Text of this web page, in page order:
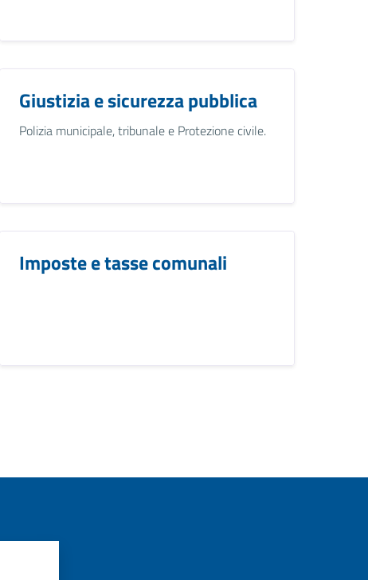
Giustizia e sicurezza pubblica
Polizia municipale, tribunale e Protezione civile.
Imposte e tasse comunali